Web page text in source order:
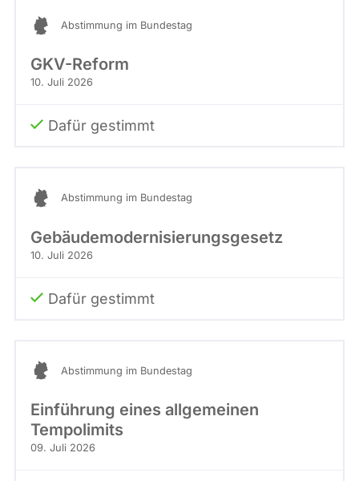
Abstimmung im Bundestag
GKV-Reform
10. Juli 2026
Dafür gestimmt
Abstimmung im Bundestag
Gebäudemodernisierungsgesetz
10. Juli 2026
Dafür gestimmt
Abstimmung im Bundestag
Einführung eines allgemeinen
Tempolimits
09. Juli 2026